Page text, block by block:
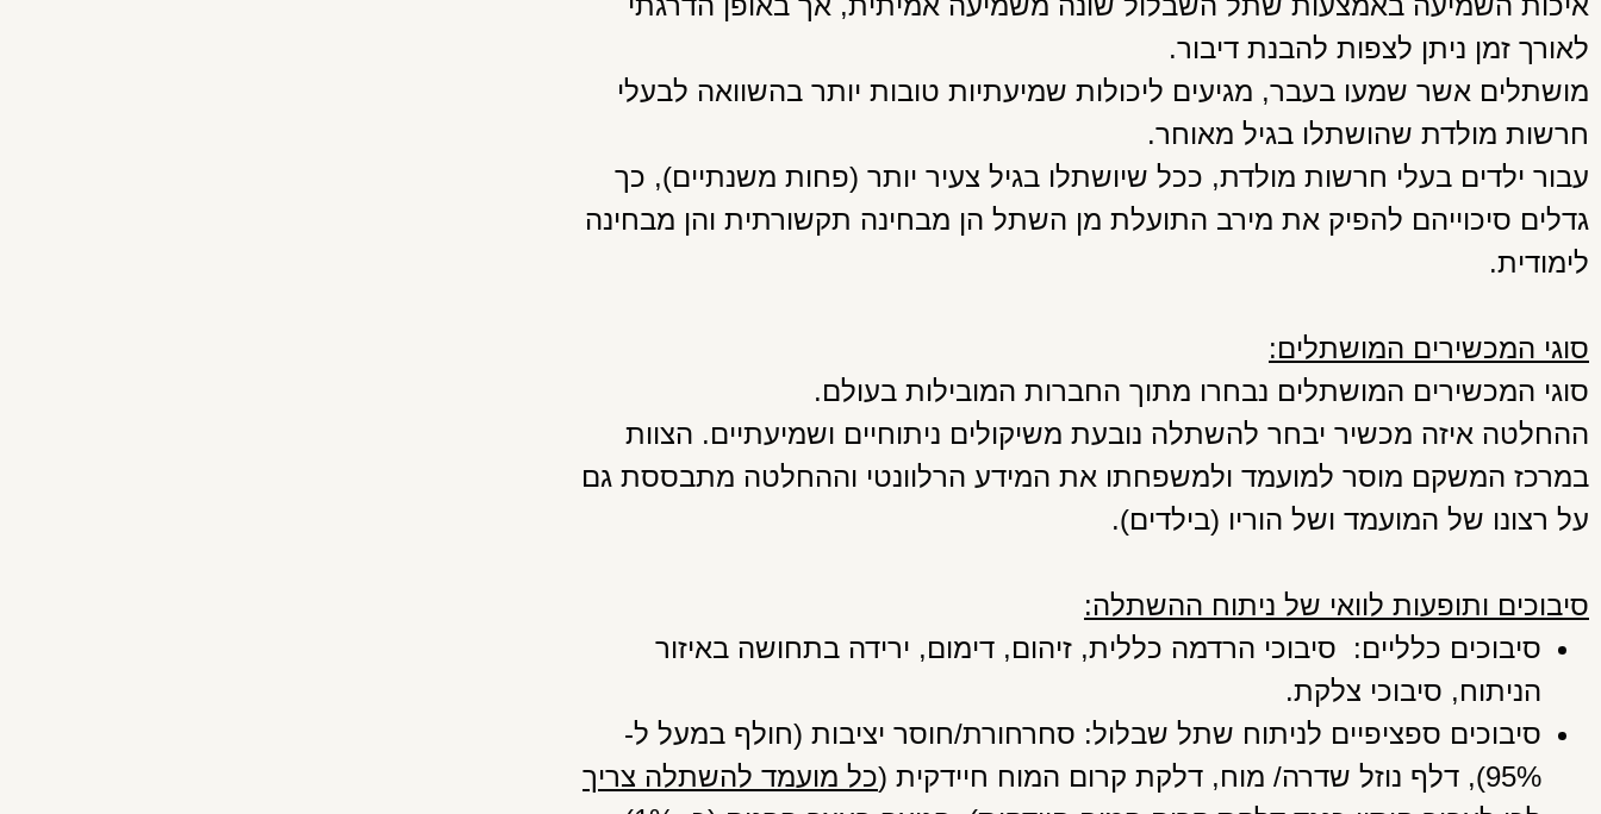
לאורך זמן ניתן לצפות להבנת דיבור.
מושתלים אשר שמעו בעבר, מגיעים ליכולות שמיעתיות טובות יותר בהשוואה לבעלי
חרשות מולדת שהושתלו בגיל מאוחר.
עבור ילדים בעלי חרשות מולדת, ככל שיושתלו בגיל צעיר יותר (פחות משנתיים), כך
גדלים סיכוייהם להפיק את מירב התועלת מן השתל הן מבחינה תקשורתית והן מבחינה
לימודית.
סוגי המכשירים המושתלים:
סוגי המכשירים המושתלים נבחרו מתוך החברות המובילות בעולם.
ההחלטה איזה מכשיר יבחר להשתלה נובעת משיקולים ניתוחיים ושמיעתיים. הצוות
במרכז המשקם מוסר למועמד ולמשפחתו את המידע הרלוונטי וההחלטה מתבססת גם
על רצונו של המועמד ושל הוריו (בילדים).
סיבוכים ותופעות לוואי של ניתוח ההשתלה:
סיבוכים כלליים: סיבוכי הרדמה כללית, זיהום, דימום, ירידה בתחושה באיזור
הניתוח, סיבוכי צלקת.
סיבוכים ספציפיים לניתוח שתל שבלול: סחרחורת/חוסר יציבות (חולף במעל ל-
95%), דלף נוזל שדרה/ מוח, דלקת קרום המוח חיידקית (
כל מועמד להשתלה צריך